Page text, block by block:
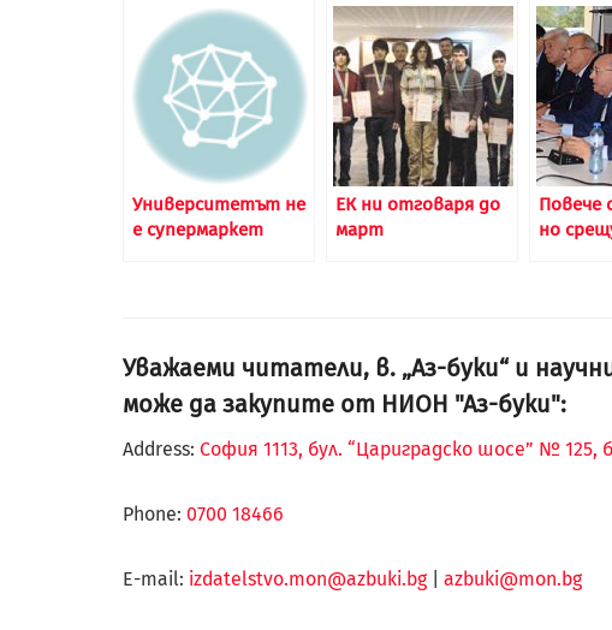
Университетът не
е супермаркет
ЕК ни отговаря до
март
Повече
но
Уважаеми читатели, в. „Аз-буки“ и
може да закупите от НИОН "Аз-буки":
Address: София 1113, бул. “Цариградско шосе” № 125,
Phone: 0700 18466
Е-mail: izdatelstvo.mon@azbuki.bg| azbuki@mon.bg